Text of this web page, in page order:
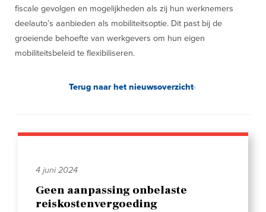
fiscale gevolgen en mogelijkheden als zij hun werknemers
deelauto’s aanbieden als mobiliteitsoptie. Dit past bij de
groeiende behoefte van werkgevers om hun eigen
mobiliteitsbeleid te flexibiliseren.
Terug naar het nieuwsoverzicht
4 juni 2024
Geen aanpassing onbelaste
reiskostenvergoeding